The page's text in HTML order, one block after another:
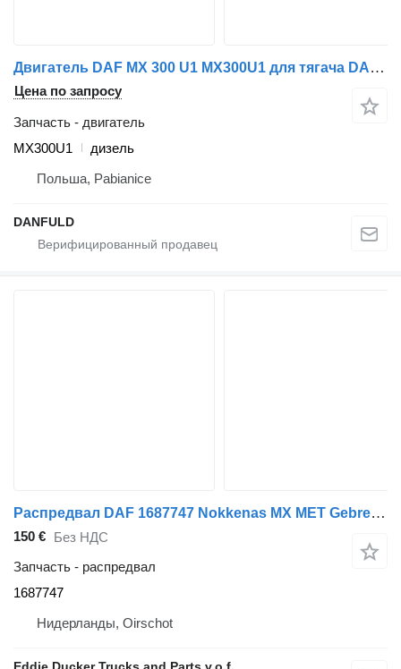
Двигатель DAF MX 300 U1 MX300U1 для тягача DAF CF 85, XF 105
Цена по запросу
Запчасть - двигатель
MX300U1
дизель
Польша, Pabianice
DANFULD
Распредвал DAF 1687747 Nokkenas MX MET Gebreken CF85IV/XF105 для грузовика DAF CF85IV / XF105
150 € Без НДС
Запчасть - распредвал
1687747
Нидерланды, Oirschot